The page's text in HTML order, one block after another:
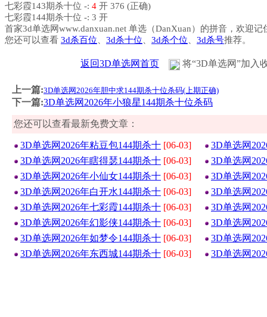
七彩霞143期杀十位 -: 4 开 376 (正确)
七彩霞144期杀十位 -: 3 开
首家3d单选网www.danxuan.net 单选（DanXuan）的拼音，欢迎记
您还可以查看 3d杀百位 3d杀十位 3d杀个位 3d杀号推荐。
返回3D单选网首页 将“3D单选网”加入
上一篇:3D单选网2026年胆中求144期杀十位杀码(上期正确)
下一篇:3D单选网2026年小狼星144期杀十位杀码
您还可以查看最新免费文章：
3D单选网2026年粘豆包144期杀十 [06-03]
3D单选网
3D单选网2026年瞎得瑟144期杀十 [06-03]
3D单选网
3D单选网2026年小仙女144期杀十 [06-03]
3D单选网
3D单选网2026年白开水144期杀十 [06-03]
3D单选网
3D单选网2026年七彩霞144期杀十 [06-03]
3D单选网
3D单选网2026年幻影侠144期杀十 [06-03]
3D单选网
3D单选网2026年如梦令144期杀十 [06-03]
3D单选网
3D单选网2026年东西城144期杀十 [06-03] 3D单选网